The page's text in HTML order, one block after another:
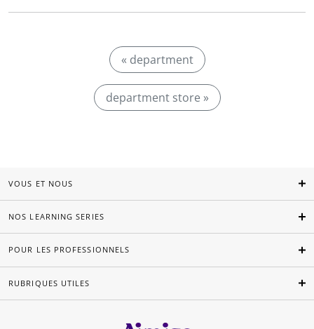
« department
department store »
VOUS ET NOUS
NOS LEARNING SERIES
POUR LES PROFESSIONNELS
RUBRIQUES UTILES